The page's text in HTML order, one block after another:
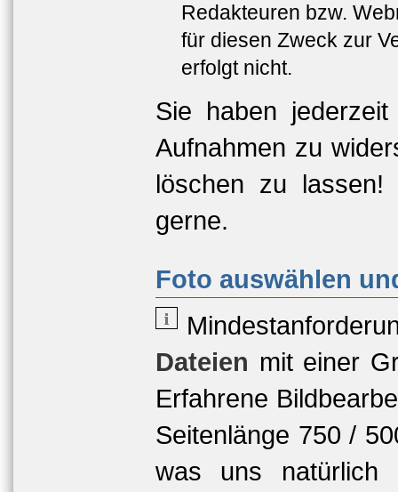
Redakteuren bzw.
für diesen Zweck zur
erfolgt nicht.
Sie haben
Aufnahmen zu
löschen zu lassen!
gerne.
Foto auswählen
Dateien mit einer
Erfahrene
Seitenlänge 750 /
was uns natürlich